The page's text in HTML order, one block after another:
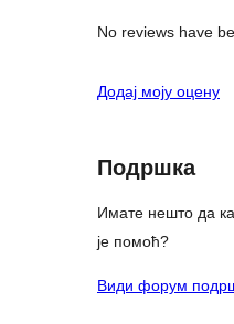
No reviews have
Додај моју оцену
Подршка
Имате нешто да
је помоћ?
Види форум